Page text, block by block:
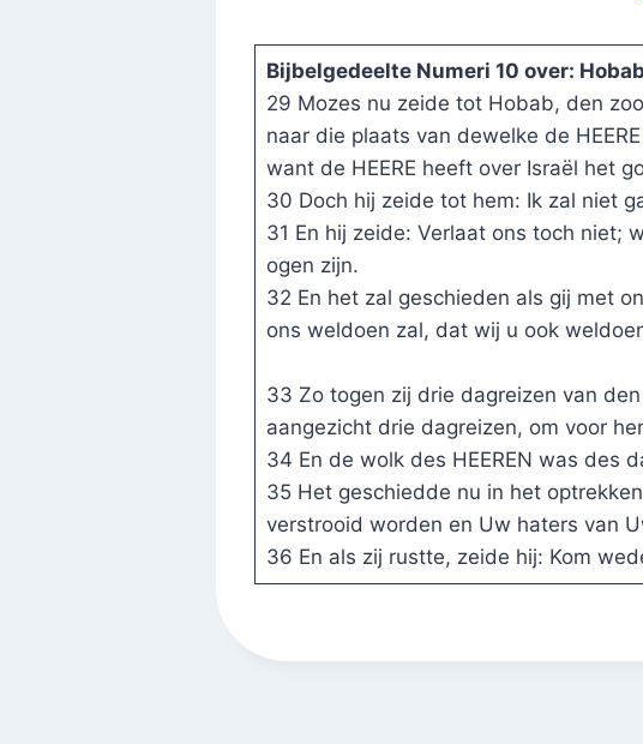
Bijbelgedeelte Numeri 10 over:
29 Mozes nu zeide tot Hobab, den
naar die plaats van dewelke de
want de HEERE heeft over Israël het
30 Doch hij zeide tot hem: Ik zal niet
31 En hij zeide: Verlaat ons toch niet;
ogen zijn.
32 En het zal geschieden als gij met
ons weldoen zal, dat wij u ook
33 Zo togen zij drie dagreizen van
aangezicht drie dagreizen, om voor
34 En de wolk des HEEREN was des
35 Het geschiedde nu in het
verstrooid worden en Uw haters van
36 En als zij rustte, zeide hij: Kom